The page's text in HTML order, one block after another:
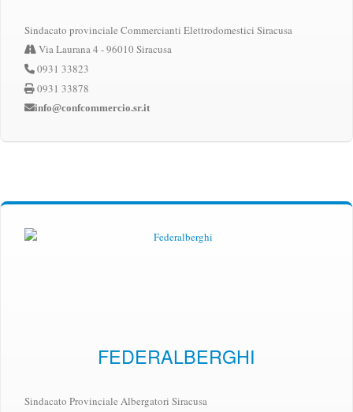
Sindacato provinciale Commercianti Elettrodomestici Siracusa
Via Laurana 4 - 96010 Siracusa
0931 33823
0931 33878
info@confcommercio.sr.it
FEDERALBERGHI
Sindacato Provinciale Albergatori Siracusa